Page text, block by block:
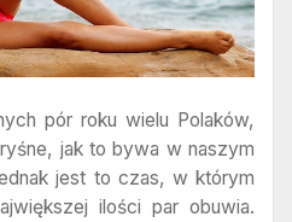
pór roku wielu Polaków,
jak to bywa w naszym
jest to czas, w którym
ilości par obuwia.